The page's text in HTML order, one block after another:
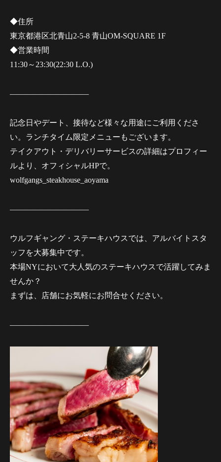
◆住所
東京都港区北青山2-5-8 青山OM-SQUARE 1F
◆営業時間
11:30～23:30(22:30 L.O.)
——————————
記念日やデート、接待など様々な用途にご利用くださ
い。ランチタイム限定メニューもございます。
テイクアウト・デリバリーサービスの詳細はプロフィー
ルより、オフィシャルHPで。
wolfgangs_steakhouse_aoyama
——————————
ウルフギャング・ステーキハウスでは、アルバイトスタ
ッフを大募集中です。
本場NYにおいて大人気のステーキハウスで活躍してみま
せんか？
まずは、店舗にお気軽にお問合せください。
——————————